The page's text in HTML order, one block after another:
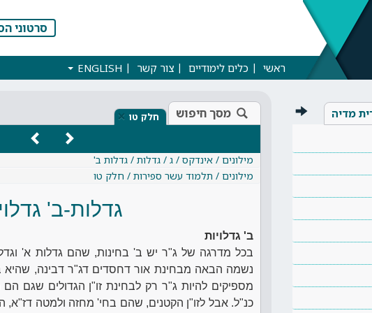
סרטוני
ראשי כלים לימודיים צור קשר ENGLISH
מדיה מסך חיפוש חלק טו ×
מילונים / אינדקס / ג / גדלות / גדלות ב'
מילונים / תלמוד עשר ספירות / חלק טו
גדלות-ב'
ב' גדלויות
בכל מדרגה של ג"ר יש ב' בחינות, שהם גדלות א'
נשמה הבאה מבחינת אור דחסדים דג"ר דבינה, שהיא
מספיקים להיות ג"ר רק לבחינת זו"ן הגדולים שגם
כנ"ל. אבל לזו"ן הקטנים, שהם בחי' מחזה ולמטה דז"א,